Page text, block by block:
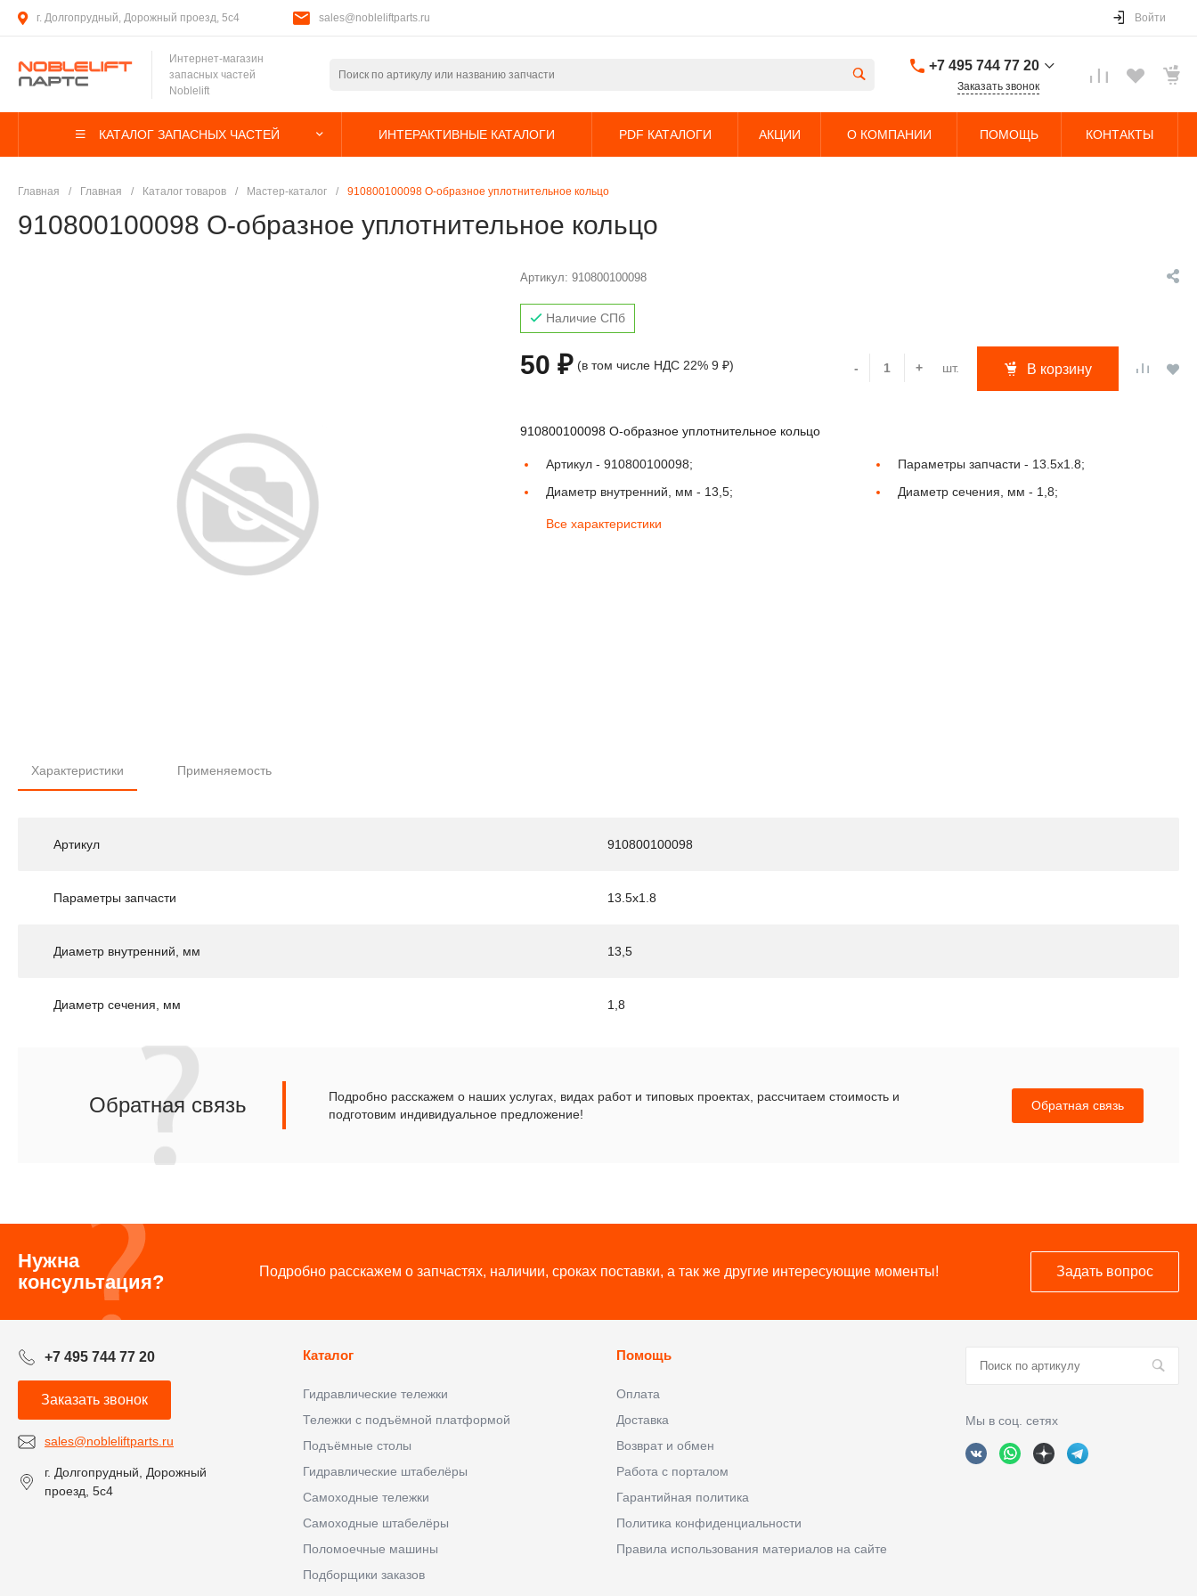
г. Долгопрудный, Дорожный проезд, 5с4 sales@nobleliftparts.ru Войти
Интернет-магазин
запасных частей
Noblelift
+7 495 744 77 20
г. Долгопрудный,
Заказать звонок
КАТАЛОГ ЗАПАСНЫХ ЧАСТЕЙ ИНТЕРАКТИВНЫЕ КАТАЛОГИ PDF КАТАЛОГИ АКЦИИ О КОМПАНИИ ПОМОЩЬ КОНТАКТЫ
Главная / Главная / Каталог товаров / Мастер-каталог / 910800100098 О-образное уплотнительное кольцо
910800100098 О-образное уплотнительное кольцо
Артикул:910800100098
Наличие СПб
50 ₽ (в том числе НДС 22% 9 ₽) - + шт. В корзину
910800100098 О-образное уплотнительное кольцо
Артикул -910800100098; Параметры запчасти - 13.5x1.8;
Диаметр внутренний, мм - 13,5; Диаметр сечения, мм - 1,8;
Все характеристики
Характеристики Применяемость
Артикул 910800100098
Параметры запчасти 13.5x1.8
Диаметр внутренний, мм 13,5
Диаметр сечения, мм 1,8
Обратная связь
Подробно расскажем о наших услугах, видах работ и типовых проектах, рассчитаем стоимость и
подготовим индивидуальное предложение!
Обратная связь
Нужна
консультация?
Подробно расскажем о запчастях, наличии, сроках поставки, а так же другие интересующие моменты! Задать вопрос
+7 495 744 77 20
Заказать звонок
sales@nobleliftparts.ru
г. Долгопрудный, Дорожный
проезд, 5с4
Каталог
Гидравлические тележки
Тележки с подъёмной платформой
Подъёмные столы
Гидравлические штабелёры
Самоходные тележки
Самоходные штабелёры
Поломоечные машины
Подборщики заказов
Помощь
Оплата
Доставка
Возврат и обмен
Работа с порталом
Гарантийная политика
Политика конфиденциальности
Правила использования материалов на сайте
Мы в соц. сетях